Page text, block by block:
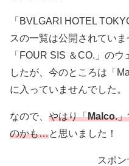
「BVLGARI HOTEL
スの一覧は公開されてい
「FOUR SIS ＆CO.」の
したが、今のところは「
に入っていませんでした。
なので、 やはり「Malco.」
のかも…と思いました！
スポン